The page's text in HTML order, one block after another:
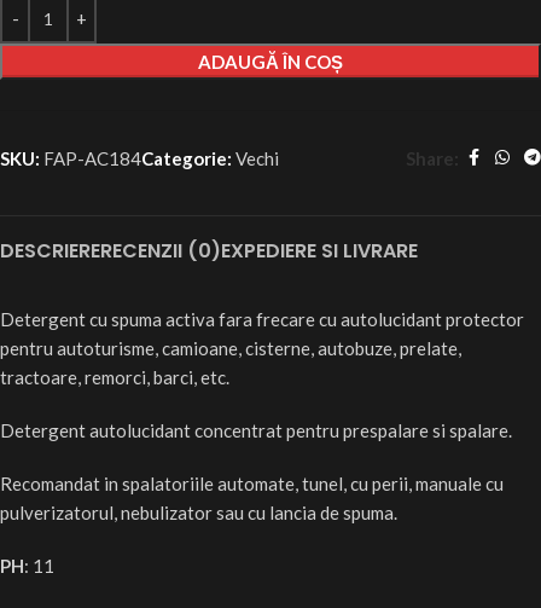
ADAUGĂ ÎN COȘ
SKU: FAP-AC184Categorie: Vechi Share:
DESCRIERERECENZII (0)EXPEDIERE SI LIVRARE
Detergent cu spuma activa fara frecare cu autolucidant protector
pentru autoturisme, camioane, cisterne, autobuze, prelate,
tractoare, remorci, barci, etc.
Detergent autolucidant concentrat pentru prespalare si spalare.
Recomandat in spalatoriile automate, tunel, cu perii, manuale cu
pulverizatorul, nebulizator sau cu lancia de spuma.
PH: 11